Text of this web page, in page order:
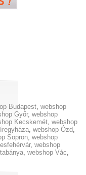
Budapest,webshop
Győr,webshop
Kecskemét,webshop
,webshop Ózd,
Sopron,webshop
,webshop
,webshop Vác,